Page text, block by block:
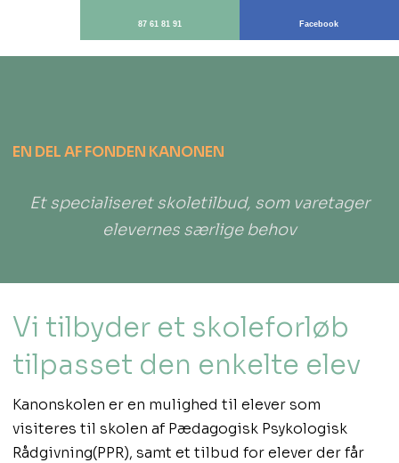
​EN DEL AF FONDEN KANONEN
Et specialiseret skoletilbud, som varetager
elevernes særlige behov​
Vi tilbyder et skoleforløb
tilpasset den enkelte elev
​Kanonskolen er en mulighed til elever som
visiteres til skolen af Pædagogisk Psykologisk
Rådgivning(PPR), samt et tilbud for elever der får
87 61 81 91 Facebook